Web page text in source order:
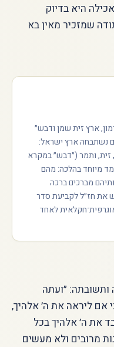
היא בדיוק
שמזכיר מאין בא
ארץ זית שמן ודבש״
נשתבחה ארץ ישראל:
זית, ותמר (״דבש״ במקרא
מיוחד בהלכה: מהם
מברכים ברכה
את חז״ל לקביעת סדר
לאחד
״ועתה
אם ליראה את ה׳ אלהיך,
את ה׳ אלהיך בכל
מרובים ולא מעשים